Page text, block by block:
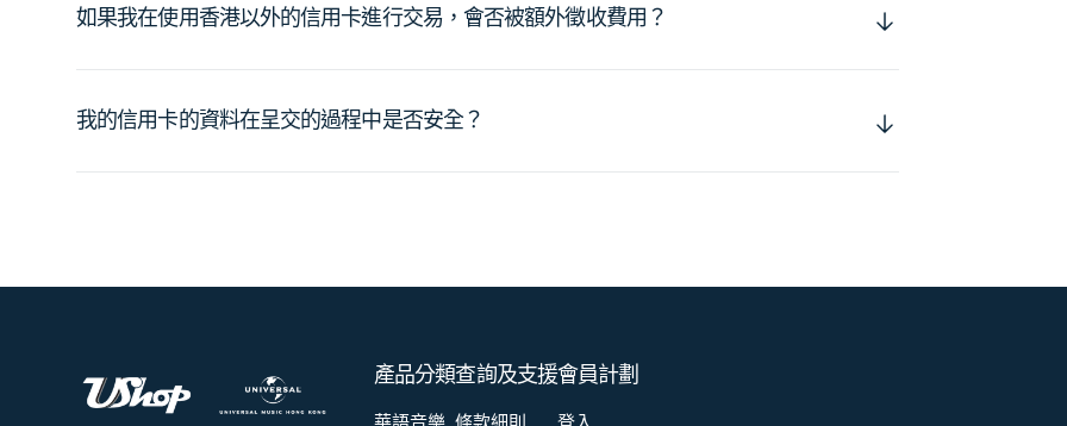
如果我在使用香港以外的信用卡進行交易，會否被額外徵收費用？
我的信用卡的資料在呈交的過程中是否安全？
產品分類查詢及支援會員計劃